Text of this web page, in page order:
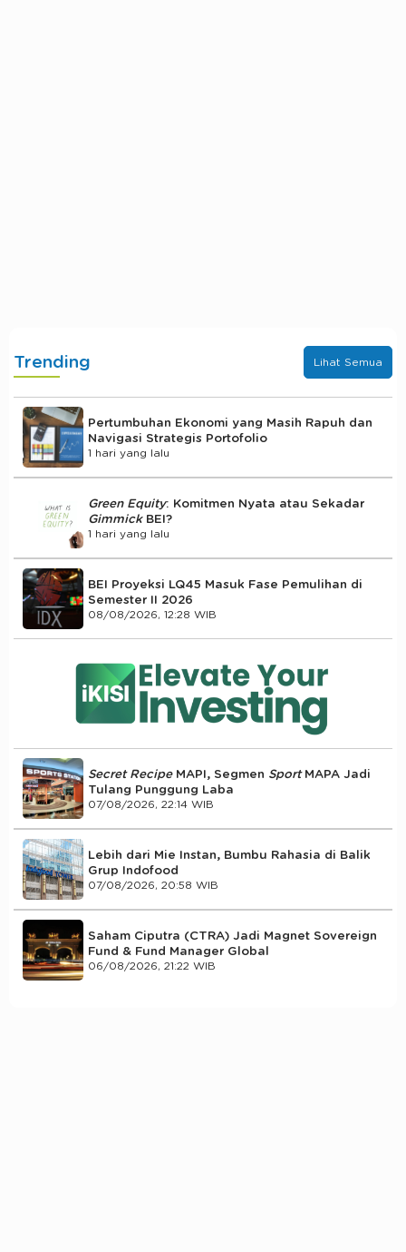
Trending Lihat Semua
Pertumbuhan Ekonomi yang Masih Rapuh dan
Navigasi Strategis Portofolio
1 hari yang lalu
Green Equity: Komitmen Nyata atau Sekadar
Gimmick BEI?
1 hari yang lalu
BEI Proyeksi LQ45 Masuk Fase Pemulihan di
Semester II 2026
08/08/2026, 12:28 WIB
Secret RecipeMAPI, Segmen Sport MAPA Jadi
Tulang Punggung Laba
07/08/2026, 22:14 WIB
Lebih dari Mie Instan, Bumbu Rahasia di Balik
Grup Indofood
07/08/2026, 20:58 WIB
Saham Ciputra (CTRA) Jadi Magnet Sovereign
Fund & Fund Manager Global
06/08/2026, 21:22 WIB